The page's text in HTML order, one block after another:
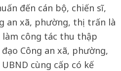
đến cán bộ, chiến sĩ,
an xã, phường, thị trấn là
công tác thu thập
đạo Công an xã, phường,
cùng cấp có kế